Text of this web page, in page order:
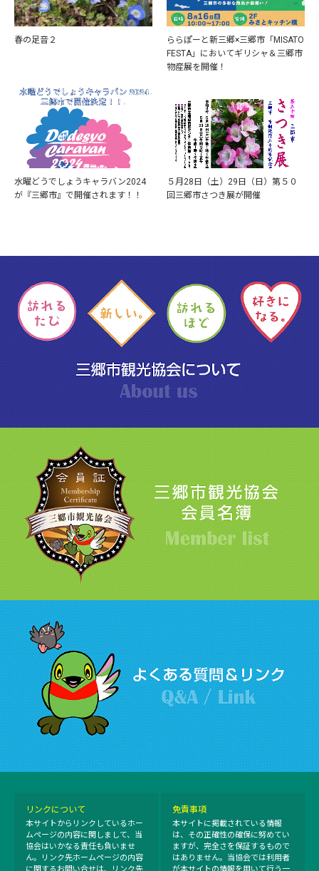
春の足音２
ららぽーと新三郷×三郷市「MISATO
FESTA」においてギリシャ＆三郷市
物産展を開催！
水曜どうでしょうキャラバン2024
が『三郷市』で開催されます！！
５月28日（土）29日（日）第５０
回三郷市さつき展が開催
リンクについて
本サイトからリンクしているホー
ムページの内容に関しまして、当
協会はいかなる責任も負いませ
ん。リンク先ホームページの内容
免責事項
本サイトに掲載されている情報
は、その正確性の確保に努めてい
ますが、完全さを保証するもので
はありません。当協会では利用者